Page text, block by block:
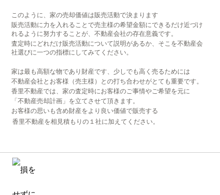
このように、家の売却価値は販売活動で決まります
販売活動に力を入れることで売主様の希望金額にできるだけ近づけ
れるように努力することが、不動産会社の存在意義です。
査定時にどれだけ販売活動について説明があるか、そこを不動産会
社選びに一つの指標にしてみてください。
家は最も高額な物であり財産です、少しでも高く売るためには
不動産会社とお客様（売主様）との打ち合わせがとても重要です。
香里不動産では、家の査定時にお客様のご事情やご希望を元に
「不動産売却計画」を立てさせて頂きます。
お客様の思いも含め財産をより良い価値で販売する
香里不動産を相見積もりの１社に加えてください。